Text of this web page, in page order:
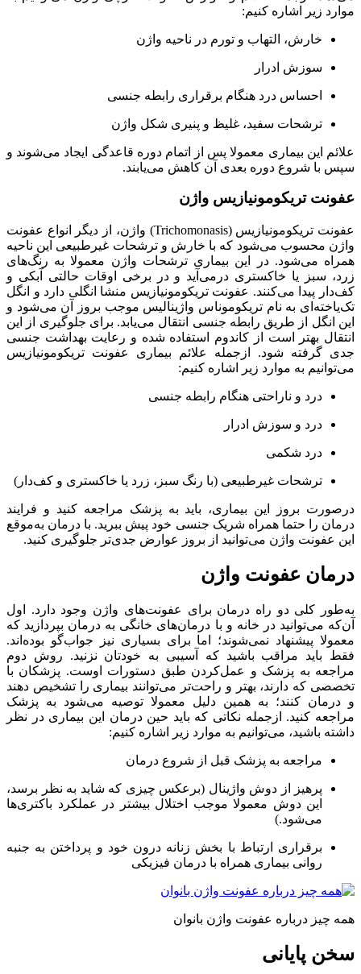
موارد زیر اشاره کنیم:
خارش، التهاب و تورم در ناحیه واژن
سوزش ادرار
احساس درد هنگام برقراری رابطه جنسی
ترشحات سفید، غلیظ و پنیری شکل واژن
علائم این بیماری معمولا پس از اتمام دوره قاعدگی ایجاد می‌شوند و
سپس با شروع دوره‌ بعدی آن کاهش می‌یابند.
عفونت تریکومونیازیس واژن
عفونت تریکومونیازیس (Trichomonasis) واژن، از دیگر انواع عفونت
واژن محسوب می‌شود که با خارش و ترشحات غیرطبیعی این ناحیه
همراه می‌شود. در این بیماری ترشحات واژن معمولا به رنگ‌های
زرد، سبز یا خاکستری درمی‌آید و در برخی اوقات حالتی آبکی و
کف‌دار پیدا می‌کنند. عفونت تریکومونیازیس منشا انگلی دارد و انگل
تک‌یاخته‌ای به نام تریکوموناس واژینالیس موجب بروز آن می‌شود و
این انگل از طریق رابطه جنسی انتقال می‌یابد. برای جلوگیری از این
انتقال بهتر است از کاندوم استفاده شده و رعایت بهداشت جنسی
جدی گرفته شود. ازجمله علائم بیماری عفونت تریکومونیازیس
می‌توانیم به موارد زیر اشاره کنیم:
درد و ناراحتی هنگام رابطه جنسی
درد و سوزش ادرار
درد شکمی
ترشحات غیرطبیعی (با رنگ سبز، زرد یا خاکستری و کف‌دار)
درصورت بروز این بیماری، باید به پزشک مراجعه کنید و فرایند
درمان را حتما همراه شریک جنسی خود پیش ببرید. با درمان به‌موقع
این عفونت واژن می‌توانید از بروز عوارض جدی‌تر جلوگیری کنید.
درمان عفونت واژن
به‌طور کلی دو راه درمان برای عفونت‌های واژن وجود دارد. اول
آن‌که می‌توانید در خانه و با درمان‌های خانگی به درمان بپردازید که
معمولا پیشنهاد نمی‌شوند؛ اما برای بسیاری نیز جواب‌گو بوده‌اند.
فقط باید مراقب باشید که آسیبی به خودتان نزنید. روش دوم
مراجعه به پزشک و عمل‌کردن طبق دستورات اوست. پزشکان با
تخصصی که دارند، بهتر و راحت‌تر می‌توانند بیماری را تشخیص دهند
و درمان کنند؛ به همین دلیل معمولا توصیه می‌شود به پزشک
مراجعه کنید. ازجمله نکاتی که باید حین درمان این بیماری در نظر
داشته باشید، می‌توانیم به موارد زیر اشاره کنیم:
مراجعه به پزشک قبل از شروع درمان
پرهیز از دوش واژینال (برعکس چیزی که شاید به نظر برسد،
این دوش معمولا موجب اختلال بیشتر در عملکرد باکتری‌ها
می‌شود.)
برقراری ارتباط با بخش زنانه‌ درون خود و پرداختن به جنبه
روانی بیماری همراه با درمان فیزیکی
همه چیز درباره عفونت واژن بانوان
سخن پایانی